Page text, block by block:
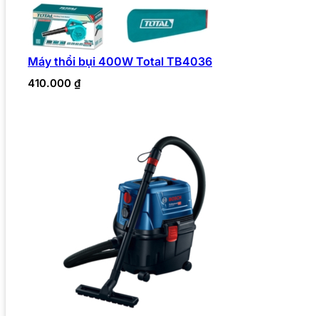
Máy thổi bụi 400W Total TB4036
410.000 ₫